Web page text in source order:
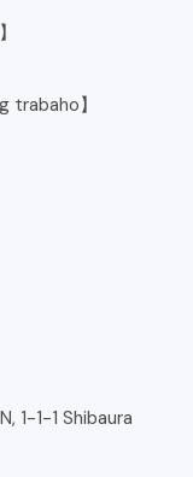
trabaho】
1-1-1 Shibaura